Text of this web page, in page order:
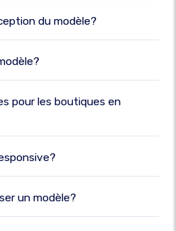
du modèle?
pour les boutiques en
un modèle?